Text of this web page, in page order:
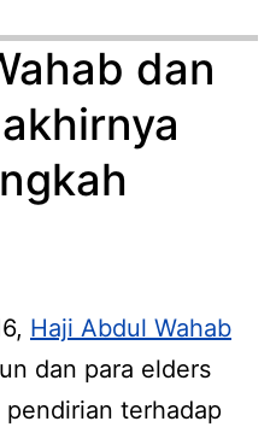
dan
Haji Abdul Wahab
dan para elders
terhadap